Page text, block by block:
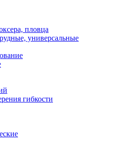
пловца
универсальные
гибкости